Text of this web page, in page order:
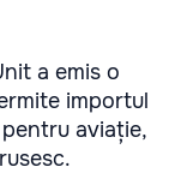
a emis o
importul
aviație,